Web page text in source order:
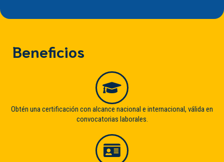
Beneficios
Obtén una certificación con alcance nacional e internacional, válida en
convocatorias laborales.